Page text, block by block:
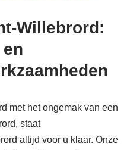
Willebrord:
met het ongemak van een
staat
altijd voor u klaar. Onze